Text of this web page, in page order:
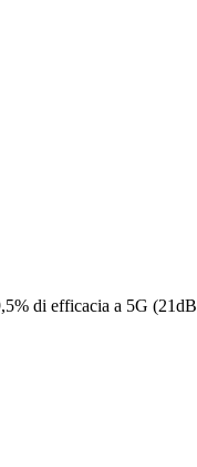
di efficacia a 5G